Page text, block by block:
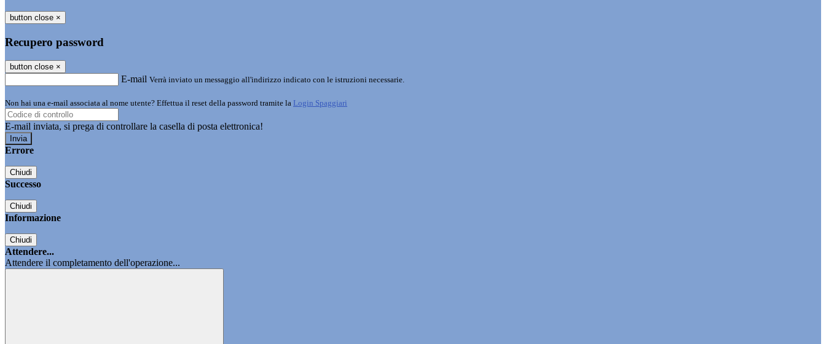
button close ×
Recupero password
button close ×
E-mail Verrà inviato un messaggio all'indirizzo indicato con le istruzioni necessarie.
Non hai una e-mail associata al nome utente? Effettua il reset della password tramite la Login Spaggiari
E-mail inviata, si prega di controllare la casella di posta elettronica!
Errore
Chiudi
Successo
Chiudi
Informazione
Chiudi
Attendere...
Attendere il completamento dell'operazione...